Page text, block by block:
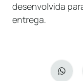
desenvolvida
entrega.